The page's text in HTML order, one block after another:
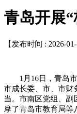
青岛开展
【发布时间 : 2026-
1月16日，青岛市“
市成长委、市、市财
当。市南区党组、副
摩了青岛市教育局